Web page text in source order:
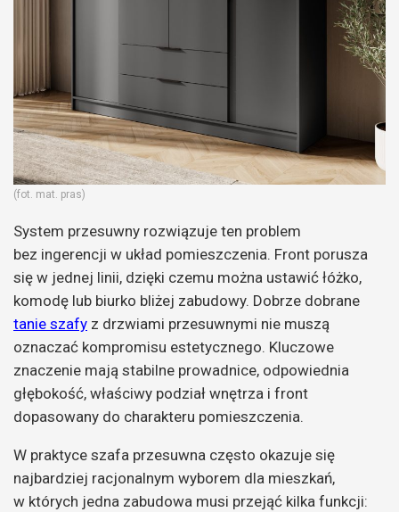
(fot. mat. pras)
System przesuwny rozwiązuje ten problem
bez ingerencji w układ pomieszczenia. Front porusza
się w jednej linii, dzięki czemu można ustawić łóżko,
komodę lub biurko bliżej zabudowy. Dobrze dobrane
tanie szafy z drzwiami przesuwnymi nie muszą
oznaczać kompromisu estetycznego. Kluczowe
znaczenie mają stabilne prowadnice, odpowiednia
głębokość, właściwy podział wnętrza i front
dopasowany do charakteru pomieszczenia.
W praktyce szafa przesuwna często okazuje się
najbardziej racjonalnym wyborem dla mieszkań,
w których jedna zabudowa musi przejąć kilka funkcji: